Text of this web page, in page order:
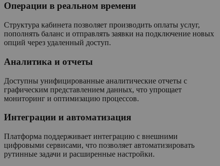
Операции в реальном времени
Структура кабинета позволяет производить оплаты услуг,
пополнять баланс и отправлять заявки на подключение новых
опций через удаленный доступ.
Аналитика и отчеты
Доступны унифицированные аналитические отчеты с
графическим представлением данных, что упрощает
мониторинг и оптимизацию процессов.
Интеграции и автоматизация
Платформа поддерживает интеграцию с внешними
цифровыми сервисами, что позволяет автоматизировать
рутинные задачи и расширенные настройки.